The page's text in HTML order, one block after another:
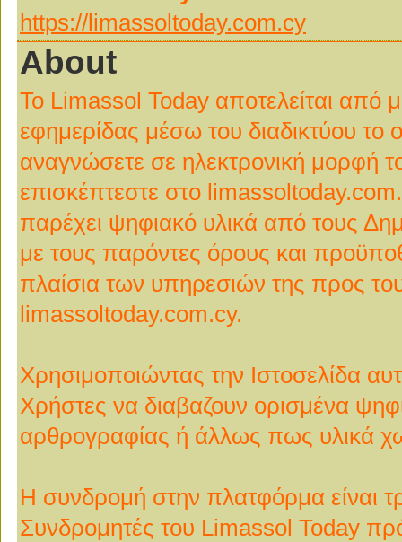
https://limassoltoday.com.cy
About
Το Limassol Today αποτελείται από
εφημερίδας μέσω του διαδικτύου το
αναγνώσετε σε ηλεκτρονική μορφή
επισκέπτεστε στο
παρέχει ψηφιακό υλικά από τους
με τους παρόντες όρους και
πλαίσια των υπηρεσιών της προς
limassoltoday.com.cy.
Χρησιμοποιώντας την Ιστοσελίδα
Χρήστες να διαβαζουν ορισμένα
αρθρογραφίας ή άλλως πως υλικά
Η συνδρομή στην πλατφόρμα είναι
Συνδρομητές του Limassol Today